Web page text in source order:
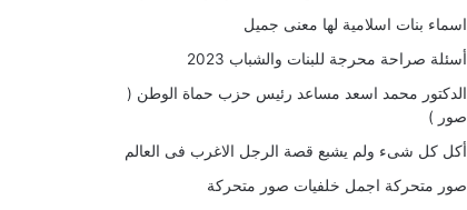
اسماء بنات اسلامية لها معنى جميل
أسئلة صراحة محرجة للبنات والشباب 2023
الدكتور محمد اسعد مساعد رئيس حزب حماة الوطن (
صور )
أكل كل شىء ولم يشبع قصة الرجل الاغرب فى العالم
صور متحركة اجمل خلفيات صور متحركة